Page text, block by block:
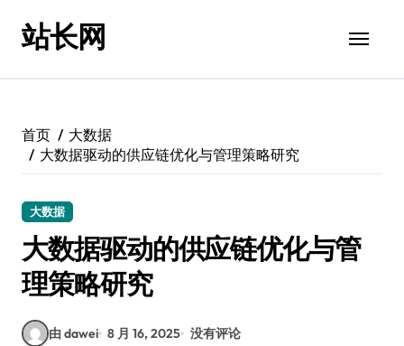
站长网
首页
大数据
大数据驱动的供应链优化与管理策略研究
大数据
大数据驱动的供应链优化与管
理策略研究
由 dawei 8 月 16, 2025 没有评论